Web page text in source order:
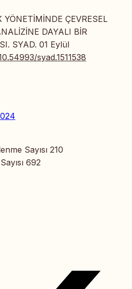
YÖNETİMİNDE ÇEVRESEL
DAYALI BİR
SYAD. 01 Eylül
syad.1511538
Sayısı 210
692